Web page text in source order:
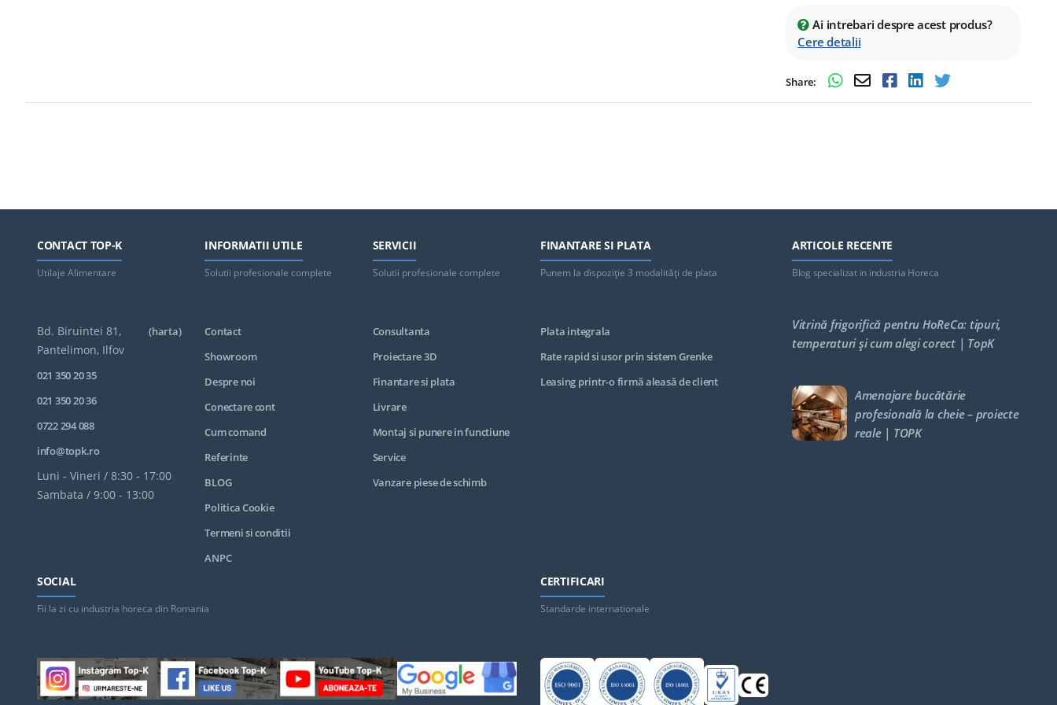
Ai intrebari despre acest produs?
Cere detalii
Share:
CONTACT TOP-K
Utilaje Alimentare
Bd. Biruintei 81,
Pantelimon, Ilfov
(harta)
021 350 20 35
021 350 20 36
0722 294 088
info@topk.ro
Luni - Vineri / 8:30 - 17:00
Sambata / 9:00 - 13:00
INFORMATII UTILE
Solutii profesionale complete
Contact
Showroom
Despre noi
Conectare cont
Cum comand
Referinte
BLOG
Politica Cookie
Termeni si conditii
ANPC
SERVICII
Solutii profesionale complete
Consultanta
Proiectare 3D
Finantare si plata
Livrare
Montaj si punere in functiune
Service
Vanzare piese de schimb
FINANTARE SI PLATA
Punem la dispoziţie 3 modalităţi de plata
Plata integrala
Rate rapid si usor prin sistem Grenke
Leasing printr-o firmă aleasă de client
ARTICOLE RECENTE
Blog specializat in industria Horeca
Vitrină frigorifică pentru HoReCa: tipuri,
temperaturi și cum alegi corect | TopK
Amenajare bucătărie
profesională la cheie – proiecte
reale | TOPK
SOCIAL
Fii la zi cu industria horeca din Romania
CERTIFICARI
Standarde internationale